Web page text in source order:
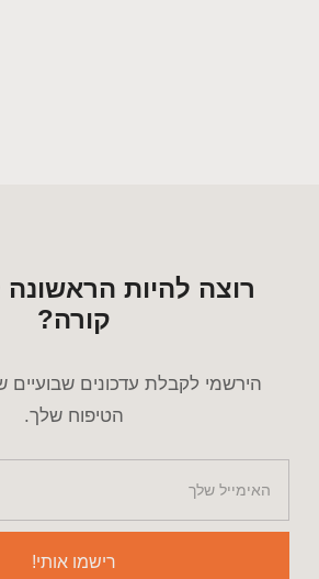
רוצה להיות
קורה?
הירשמי לקבלת עדכונים שבועיים
הטיפוח שלך.
רישמו אותי!